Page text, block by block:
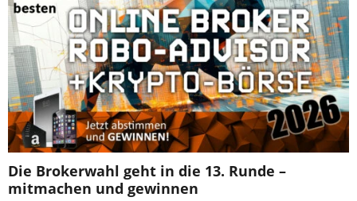
Die Brokerwahl geht in die 13. Runde –
mitmachen und gewinnen